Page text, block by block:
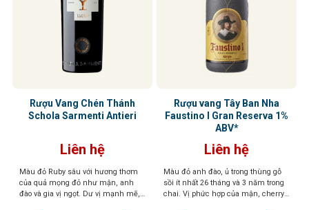
Rượu Vang Chén Thánh
Schola Sarmenti Antieri
Liên hệ
Màu đỏ Ruby sâu với hương thơm
của quả mọng đỏ như mận, anh
đào và gia vị ngọt. Dư vị mạnh mẽ,
Rượu vang Tây Ban Nha
Faustino I Gran Reserva 1%
ABV*
Liên hệ
Màu đỏ anh đào, ủ trong thùng gỗ
sồi ít nhất 26 tháng và 3 năm trong
chai. Vị phức hợp của mận, cherry,